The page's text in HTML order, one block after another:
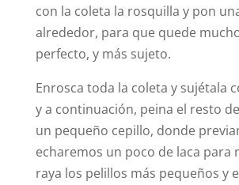
con la coleta la rosquilla y pon
alrededor, para que quede
perfecto, y más sujeto.
Enrosca toda la coleta y sujétala
y a continuación, peina el resto
un pequeño cepillo, donde
echaremos un poco de laca para
raya los pelillos más pequeños y